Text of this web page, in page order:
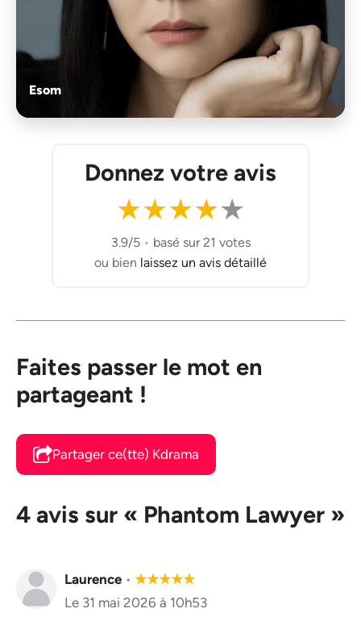
Esom
Donnez votre avis
★★★★★
3.9/5 • basé sur 21 votes
ou bien laissez un avis détaillé
Faites passer le mot en
partageant !
Partager ce(tte) Kdrama
4 avis sur « Phantom Lawyer »
Laurence • ★★★★★
Le 31 mai 2026 à 10h53